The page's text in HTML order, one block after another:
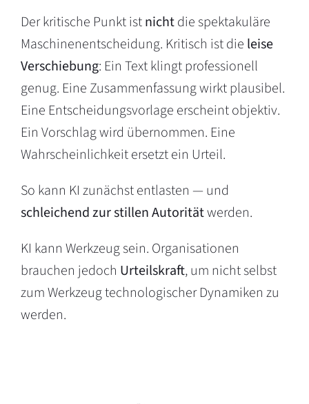
Der kritische Punkt istnichtdie spektakuläre
Maschinenentscheidung. Kritisch ist die leise
Verschiebung: Ein Text klingt professionell
genug. Eine Zusammenfassung wirkt plausibel.
Eine Entscheidungsvorlage erscheint objektiv.
Ein Vorschlag wird übernommen. Eine
Wahrscheinlichkeit ersetzt ein Urteil.
So kann KI zunächst entlasten — und
schleichend zur stillen Autoritätwerden.
KI kann Werkzeug sein. Organisationen
brauchen jedoch Urteilskraft, um nicht selbst
zum Werkzeug technologischer Dynamiken zu
werden.